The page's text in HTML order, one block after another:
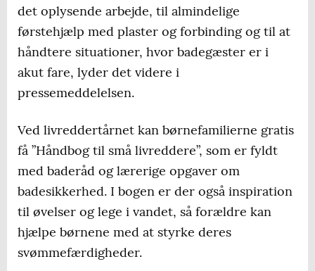
det oplysende arbejde, til almindelige
førstehjælp med plaster og forbinding og til at
håndtere situationer, hvor badegæster er i
akut fare, lyder det videre i
pressemeddelelsen.
Ved livreddertårnet kan børnefamilierne gratis
få ”Håndbog til små livreddere”, som er fyldt
med baderåd og lærerige opgaver om
badesikkerhed. I bogen er der også inspiration
til øvelser og lege i vandet, så forældre kan
hjælpe børnene med at styrke deres
svømmefærdigheder.